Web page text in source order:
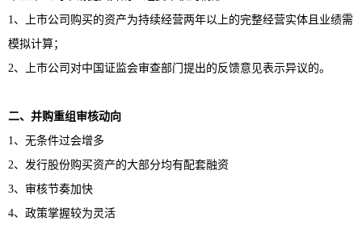
1、上市公司购买的资产为持续经营两年以上的完整经营实体且业绩需
模拟计算；
2、上市公司对中国证监会审查部门提出的反馈意见表示异议的。
二、并购重组审核动向
1、无条件过会增多
2、发行股份购买资产的大部分均有配套融资
3、审核节奏加快
4、政策掌握较为灵活